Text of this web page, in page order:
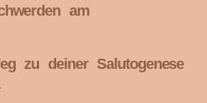
am
zu deiner Salutogenese